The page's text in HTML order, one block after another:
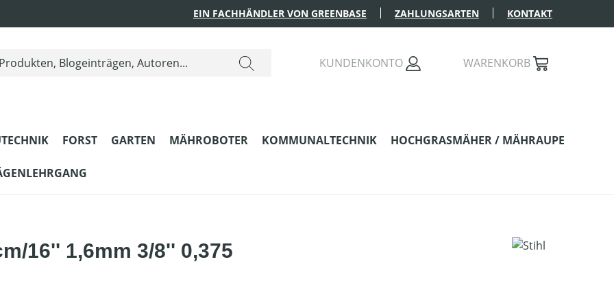
EIN FACHHÄNDLER VON GREENBASE ZAHLUNGSARTEN KONTAKT
KUNDENKONTO WARENKORB
FORST GARTEN MÄHROBOTER KOMMUNALTECHNIK HOCHGRASMÄHER / MÄHRAUPE
16'' 1,6mm 3/8'' 0,375